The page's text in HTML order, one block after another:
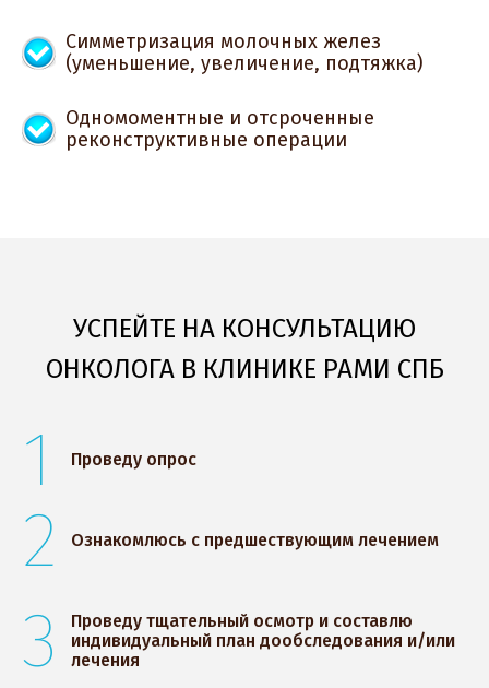
Симметризация молочных желез
(уменьшение, увеличение, подтяжка)
Одномоментные и отсроченные
реконструктивные операции
УСПЕЙТЕ НА КОНСУЛЬТАЦИЮ
ОНКОЛОГА В КЛИНИКЕ РАМИ СПБ
1 Проведу опрос
2 Ознакомлюсь с предшествующим лечением
3
Проведу тщательный осмотр и составлю
индивидуальный план дообследования и/или
лечения